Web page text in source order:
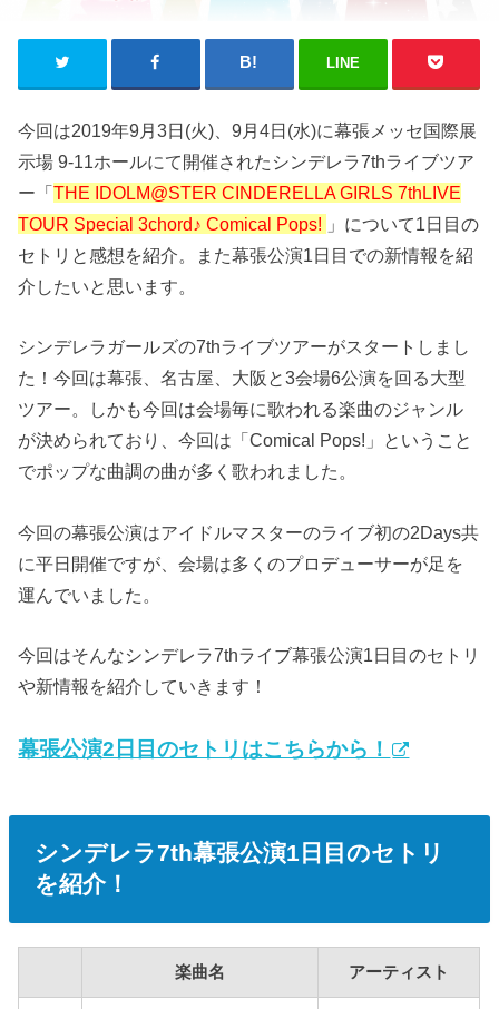
LINE
今回は2019年9月3日(火)、9月4日(水)に幕張メッセ国際展
示場 9-11ホールにて開催されたシンデレラ7thライブツア
ー「THE IDOLM@STER CINDERELLA GIRLS 7thLIVE
TOUR Special 3chord♪ Comical Pops!
」について1日目の
セトリと感想を紹介。また幕張公演1日目での新情報を紹
介したいと思います。
シンデレラガールズの7thライブツアーがスタートしまし
た！今回は幕張、名古屋、大阪と3会場6公演を回る大型
ツアー。しかも今回は会場毎に歌われる楽曲のジャンル
が決められており、今回は「Comical Pops!」ということ
でポップな曲調の曲が多く歌われました。
今回の幕張公演はアイドルマスターのライブ初の2Days共
に平日開催ですが、会場は多くのプロデューサーが足を
運んでいました。
今回はそんなシンデレラ7thライブ幕張公演1日目のセトリ
や新情報を紹介していきます！
幕張公演2日目のセトリはこちらから！
シンデレラ7th幕張公演1日目のセトリ
を紹介！
楽曲名 アーティスト